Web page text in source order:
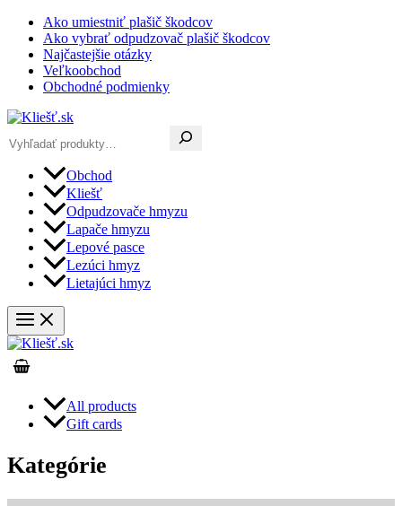
Preskočiť
obsah
Ako umiestniť plašič škodcov
Ako vybrať odpudzovač plašič škodcov
Najčastejšie otázky
Veľkoobchod
Obchodné podmienky
Obchod
Kliešť
Odpudzovače hmyzu
Lapače hmyzu
Lepové pasce
Lezúci hmyz
Lietajúci hmyz
All products
Gift cards
Kategórie